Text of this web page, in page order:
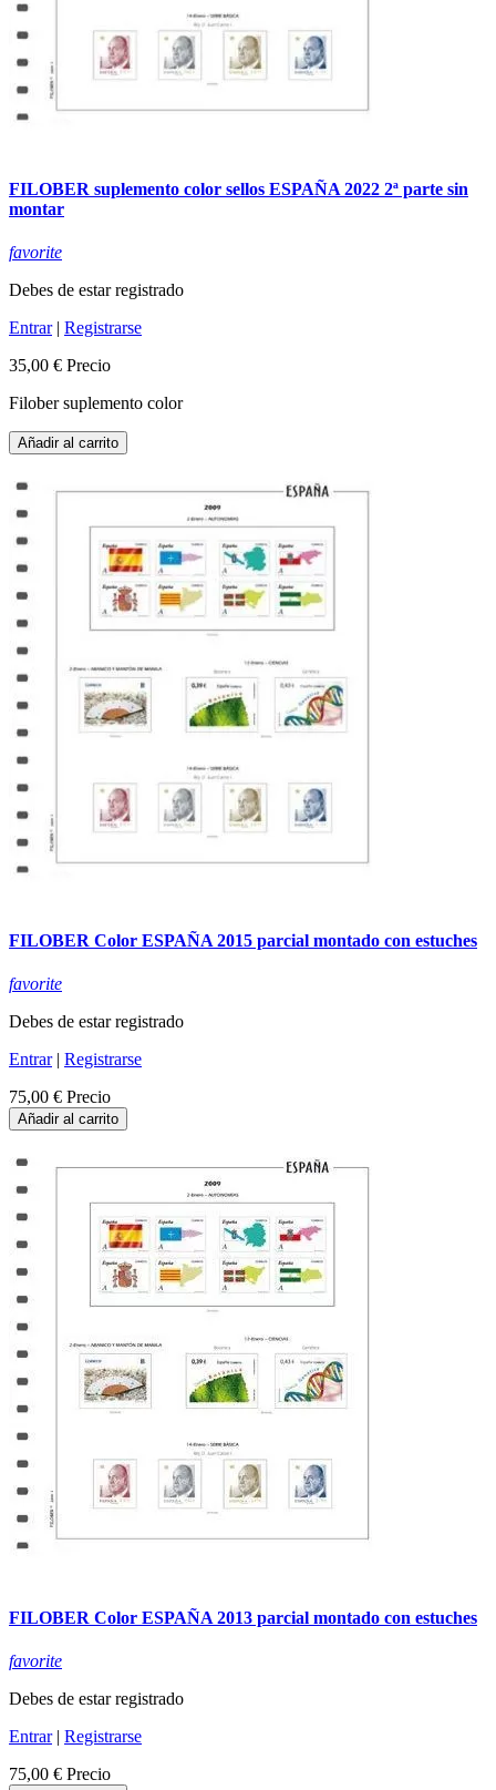
FILOBER suplemento color sellos ESPAÑA 2022 2ª parte sin
montar
favorite
Debes de estar registrado
Entrar| Registrarse
35,00 € Precio
Filober suplemento color
Añadir al carrito
FILOBER Color ESPAÑA 2015 parcial montado con estuches
favorite
Debes de estar registrado
Entrar| Registrarse
75,00 € Precio
Añadir al carrito
FILOBER Color ESPAÑA 2013 parcial montado con estuches
favorite
Debes de estar registrado
Entrar| Registrarse
75,00 € Precio